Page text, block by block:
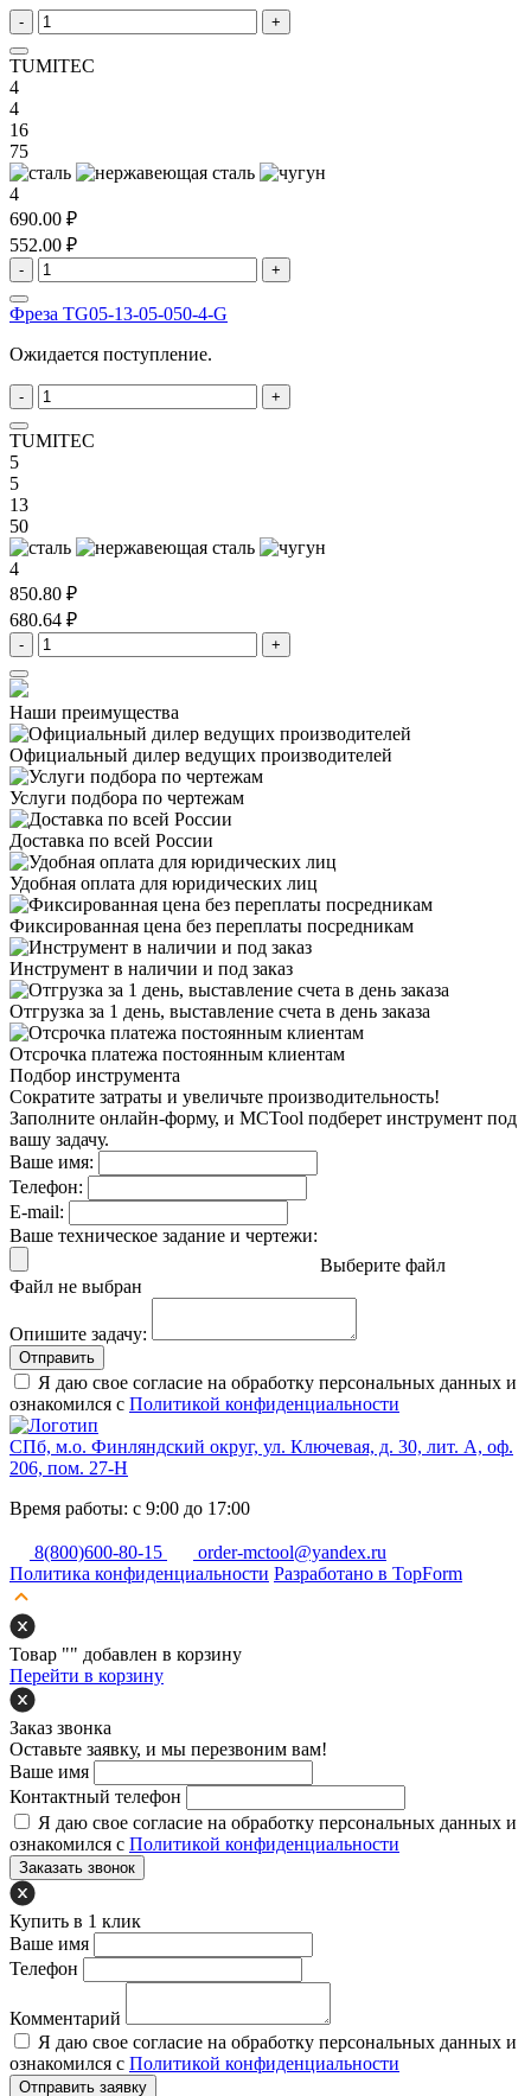
- +
TUMITEC
4
4
16
75
4
690.00 ₽
552.00 ₽
- +
Фреза TG05-13-05-050-4-G
Ожидается поступление.
- +
TUMITEC
5
5
13
50
4
850.80 ₽
680.64 ₽
- +
Наши преимущества
Официальный дилер ведущих производителей
Услуги подбора по чертежам
Доставка по всей России
Удобная оплата для юридических лиц
Фиксированная цена без переплаты посредникам
Инструмент в наличии и под заказ
Отгрузка за 1 день, выставление счета в день заказа
Отсрочка платежа постоянным клиентам
Подбор инструмента
Сократите затраты и увеличьте производительность!
Заполните онлайн-форму, и MCTool подберет инструмент под
вашу задачу.
Ваше имя:
Телефон:
E-mail:
Ваше техническое задание и чертежи:
Выберите файл
Файл не выбран
Опишите задачу:
Отправить
Я даю свое согласие на обработку персональных данных и
ознакомился с Политикой конфиденциальности
СПб, м.о. Финляндский округ, ул. Ключевая, д. 30, лит. А, оф.
206, пом. 27-Н
Время работы: с 9:00 до 17:00
8(800)600-80-15
order-mctool@yandex.ru
Политика конфиденциальности Разработано в TopForm
Товар "" добавлен в корзину
Перейти в корзину
Заказ звонка
Оставьте заявку, и мы перезвоним вам!
Ваше имя
Контактный телефон
Я даю свое согласие на обработку персональных данных и
ознакомился с Политикой конфиденциальности
Заказать звонок
Купить в 1 клик
Ваше имя
Телефон
Комментарий
Я даю свое согласие на обработку персональных данных и
ознакомился с Политикой конфиденциальности
Отправить заявку